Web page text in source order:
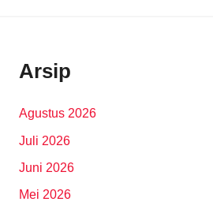
Arsip
Agustus 2026
Juli 2026
Juni 2026
Mei 2026